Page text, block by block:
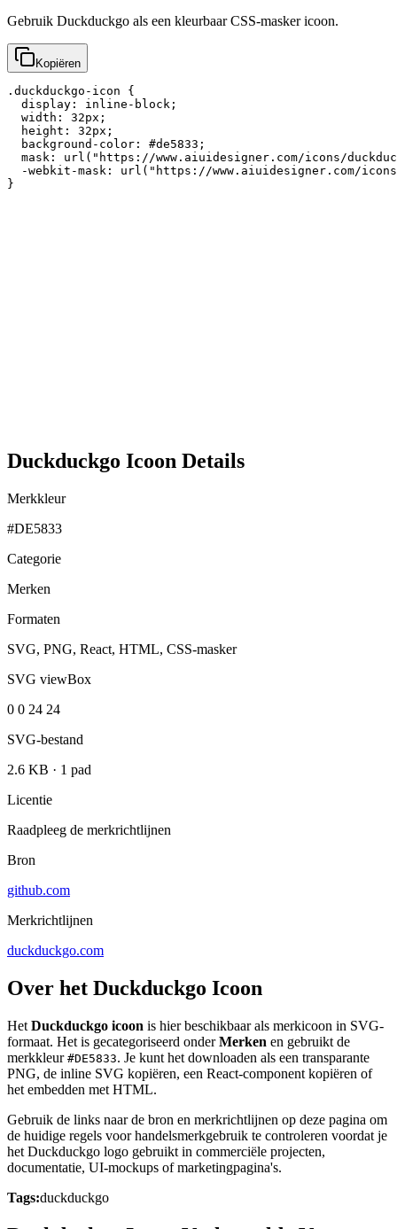
Gebruik Duckduckgo als een kleurbaar CSS-masker icoon.
Kopiëren
.duckduckgo-icon {
  display: inline-block;
  width: 32px;
  height: 32px;
  background-color: #de5833;
mask: url("https://www.aiuidesigner.com/icons/
-webkit-mask: url("https://www.aiuidesigner.com/
}
Duckduckgo Icoon Details
Merkkleur
#DE5833
Categorie
Merken
Formaten
SVG, PNG, React, HTML, CSS-masker
SVG viewBox
0 0 24 24
SVG-bestand
2.6 KB · 1 pad
Licentie
Raadpleeg de merkrichtlijnen
Bron
github.com
Merkrichtlijnen
duckduckgo.com
Over het Duckduckgo Icoon
Het Duckduckgo icoon is hier beschikbaar als merkicoon in SVG-
formaat. Het is gecategoriseerd onderMerken en gebruikt de
merkkleur #DE5833. Je kunt het downloaden als een transparante
PNG, de inline SVG kopiëren, een React-component kopiëren of
het embedden met HTML.
Gebruik de links naar de bron en merkrichtlijnen op deze pagina om
de huidige regels voor handelsmerkgebruik te controleren voordat je
het Duckduckgo logo gebruikt in commerciële projecten,
documentatie, UI-mockups of marketingpagina's.
Tags:duckduckgo